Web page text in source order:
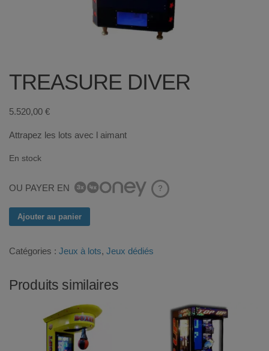
TREASURE DIVER
5.520,00 €
Attrapez les lots avec l aimant
En stock
OU PAYER EN ?
quantité
de
DIVER
Ajouter au panier
Catégories : Jeux à lots, Jeux dédiés
Produits similaires